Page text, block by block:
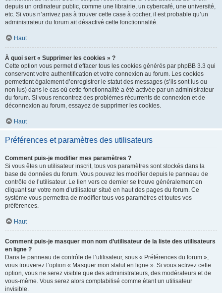
depuis un ordinateur public, comme une librairie, un cybercafé, une université,
etc. Si vous n’arrivez pas à trouver cette case à cocher, il est probable qu’un
administrateur du forum ait désactivé cette fonctionnalité.
Haut
À quoi sert « Supprimer les cookies » ?
Cette option vous permet d’effacer tous les cookies générés par phpBB 3.3 qui
conservent votre authentification et votre connexion au forum. Les cookies
permettent également d’enregistrer le statut des messages (s’ils sont lus ou
non lus) dans le cas où cette fonctionnalité a été activée par un administrateur
du forum. Si vous rencontrez des problèmes récurrents de connexion et de
déconnexion au forum, essayez de supprimer les cookies.
Haut
Préférences et paramètres des utilisateurs
Comment puis-je modifier mes paramètres ?
Si vous êtes un utilisateur inscrit, tous vos paramètres sont stockés dans la
base de données du forum. Vous pouvez les modifier depuis le panneau de
contrôle de l’utilisateur. Le lien vers ce dernier se trouve généralement en
cliquant sur votre nom d’utilisateur situé en haut des pages du forum. Ce
système vous permettra de modifier tous vos paramètres et toutes vos
préférences.
Haut
Comment puis-je masquer mon nom d’utilisateur de la liste des utilisateurs
en ligne ?
Dans le panneau de contrôle de l’utilisateur, sous « Préférences du forum »,
vous trouverez l’option « Masquer mon statut en ligne ». Si vous activez cette
option, vous ne serez visible que des administrateurs, des modérateurs et de
vous-même. Vous serez alors comptabilisé comme étant un utilisateur
invisible.